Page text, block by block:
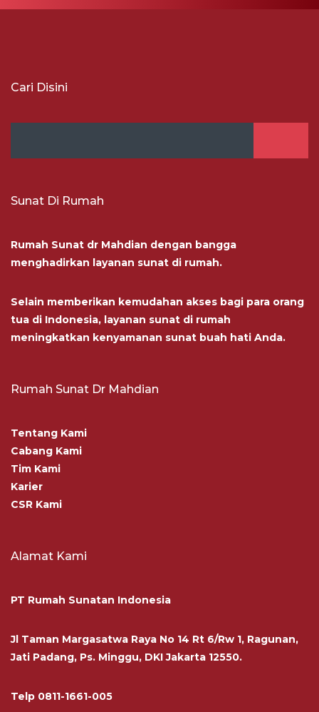
Cari Disini
Sunat Di Rumah
Rumah Sunat dr Mahdian dengan bangga
menghadirkan layanan sunat di rumah.
Selain memberikan kemudahan akses bagi para orang
tua di Indonesia, layanan sunat di rumah
meningkatkan kenyamanan sunat buah hati Anda.
Rumah Sunat Dr Mahdian
Tentang Kami
Cabang Kami
Tim Kami
Karier
CSR Kami
Alamat Kami
PT Rumah Sunatan Indonesia
Jl Taman Margasatwa Raya No 14 Rt 6/Rw 1, Ragunan,
Jati Padang, Ps. Minggu, DKI Jakarta 12550.
Telp 0811-1661-005